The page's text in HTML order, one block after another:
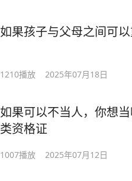
如果孩子与父母之间可
1210播放 2025年07月18日
如果可以不当人，你想
类资格证
1007播放 2025年07月12日